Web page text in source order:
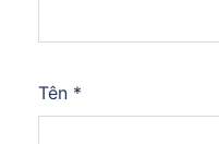
Tên *